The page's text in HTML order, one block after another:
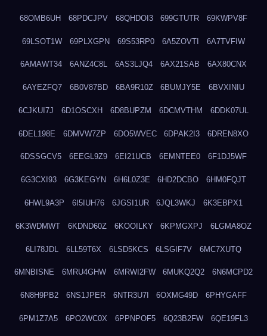
68OMB6UH 68PDCJPV 68QHDOI3 699GTUTR 69KWPV8F
69LSOT1W 69PLXGPN 69S53RP0 6A5ZOVTI 6A7TVFIW
6AMAWT34 6ANZ4C8L 6AS3LJQ4 6AX21SAB 6AX80CNX
6AYEZFQ7 6B0V87BD 6BA9R10Z 6BUMJY5E 6BVXINIU
6CJKUI7J 6D1OSCXH 6D8BUPZM 6DCMVTHM 6DDK07UL
6DEL198E 6DMVW7ZP 6DO5WVEC 6DPAK2I3 6DREN8XO
6DSSGCV5 6EEGL9Z9 6EI21UCB 6EMNTEE0 6F1DJ5WF
6G3CXI93 6G3KEGYN 6H6L0Z3E 6HD2DCBO 6HM0FQJT
6HWL9A3P 6I5IUH76 6JGSI1UR 6JQL3WKJ 6K3EBPX1
6K3WDMWT 6KDND60Z 6KOOILKY 6KPMGXPJ 6LGMA8OZ
6LI78JDL 6LL59T6X 6LSD5KCS 6LSGIF7V 6MC7XUTQ
6MNBISNE 6MRU4GHW 6MRWI2FW 6MUKQ2Q2 6N6MCPD2
6N8H9PB2 6NS1JPER 6NTR3U7I 6OXMG49D 6PHYGAFF
6PM1Z7A5 6PO2WC0X 6PPNPOF5 6Q23B2FW 6QE19FL3